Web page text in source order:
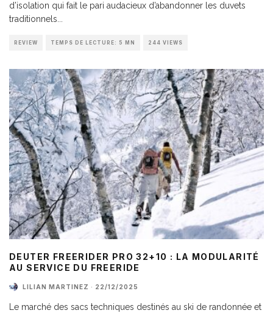
d’isolation qui fait le pari audacieux d’abandonner les duvets
traditionnels...
REVIEW TEMPS DE LECTURE: 5 MN 244 VIEWS
DEUTER FREERIDER PRO 32+10 : LA MODULARITÉ
AU SERVICE DU FREERIDE
LILIAN MARTINEZ · 22/12/2025
Le marché des sacs techniques destinés au ski de randonnée et